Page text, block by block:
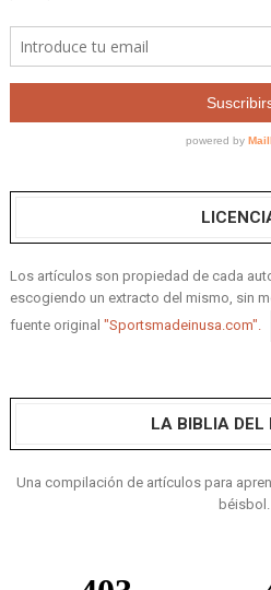
Los artículos son propiedad de cada
escogiendo un extracto del mismo, sin
fuente original "Sportsmadeinusa.com".
LA BIBLIA DEL
Una compilación de artículos para
béisbol.